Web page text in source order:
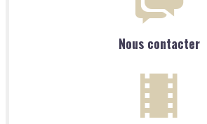
Nous contacter